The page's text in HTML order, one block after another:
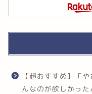
【超おすすめ】「
んなのが欲しかった